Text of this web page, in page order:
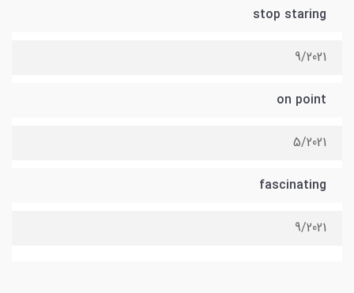
stop staring
9/2021
on point
5/2021
fascinating
9/2021